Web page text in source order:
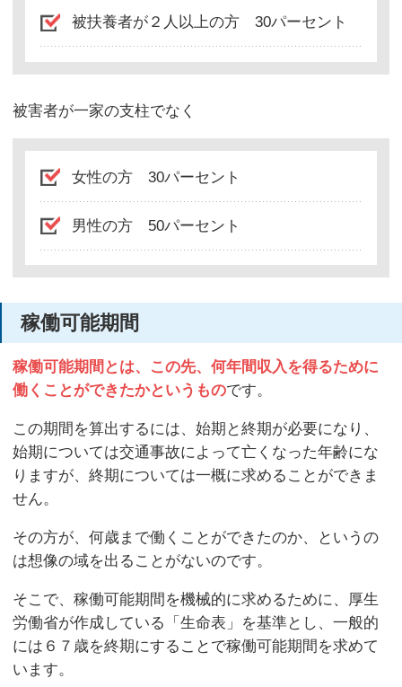
被扶養者が２人以上の方 30パーセント
被害者が一家の支柱でなく
女性の方 30パーセント
男性の方 50パーセント
稼働可能期間
稼働可能期間とは、この先、何年間収入を得るために
働くことができたかというものです。
この期間を算出するには、始期と終期が必要になり、
始期については交通事故によって亡くなった年齢にな
りますが、終期については一概に求めることができま
せん。
その方が、何歳まで働くことができたのか、というの
は想像の域を出ることがないのです。
そこで、稼働可能期間を機械的に求めるために、厚生
労働省が作成している「生命表」を基準とし、一般的
には６７歳を終期にすることで稼働可能期間を求めて
います。